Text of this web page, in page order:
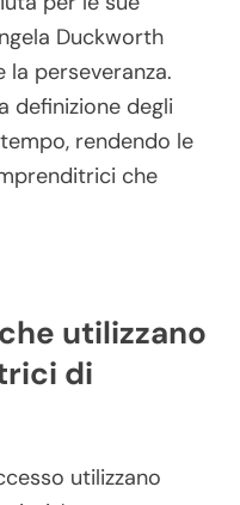
Duckworth
la perseveranza.
definizione degli
rendendo le
che
utilizzano
di
utilizzano